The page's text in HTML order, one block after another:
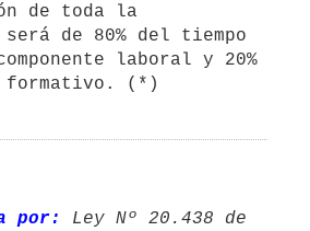
de toda la
de 80% del tiempo
laboral y 20%
formativo. (*)
por:
Ley Nº 20.438 de